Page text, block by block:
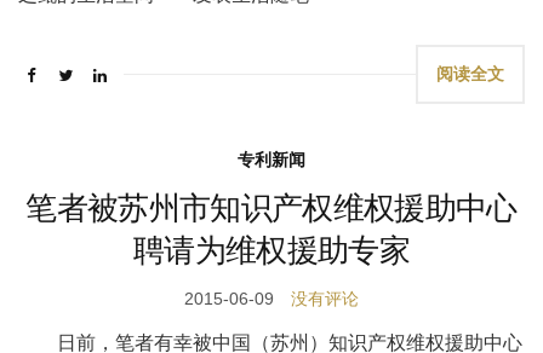
阅读全文
专利新闻
笔者被苏州市知识产权维权援助中心
聘请为维权援助专家
2015-06-09 没有评论
日前，笔者有幸被中国（苏州）知识产权维权援助中心